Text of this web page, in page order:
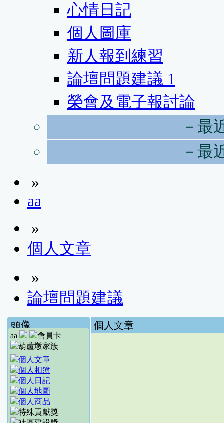
心情日記
個人圖庫
新人報到練習
論壇問題建議 1
榮會及電子報討論
－最
－最
»
aa
»
個人文章
»
論壇問題建議
頭像
aa
個人文章